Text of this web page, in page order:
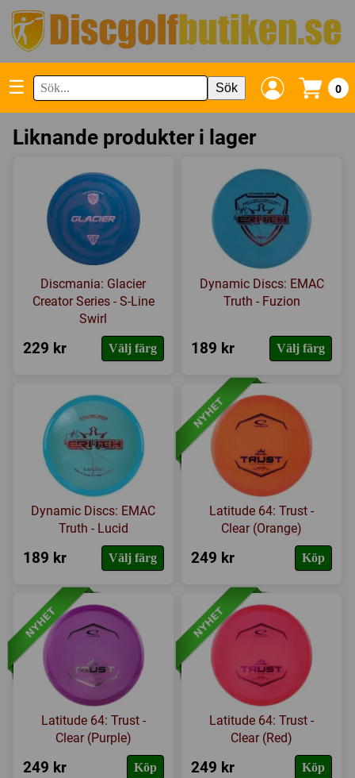
☰ Sök 0
Liknande produkter i lager
Discmania: Glacier
Creator Series - S-Line
Swirl
229 kr Välj färg
Dynamic Discs: EMAC
Truth - Fuzion
189 kr Välj färg
Dynamic Discs: EMAC
Truth - Lucid
189 kr Välj färg
Latitude 64: Trust -
Clear (Orange)
249 kr Köp
Latitude 64: Trust -
Clear (Purple)
249 kr Köp
Latitude 64: Trust -
Clear (Red)
249 kr Köp